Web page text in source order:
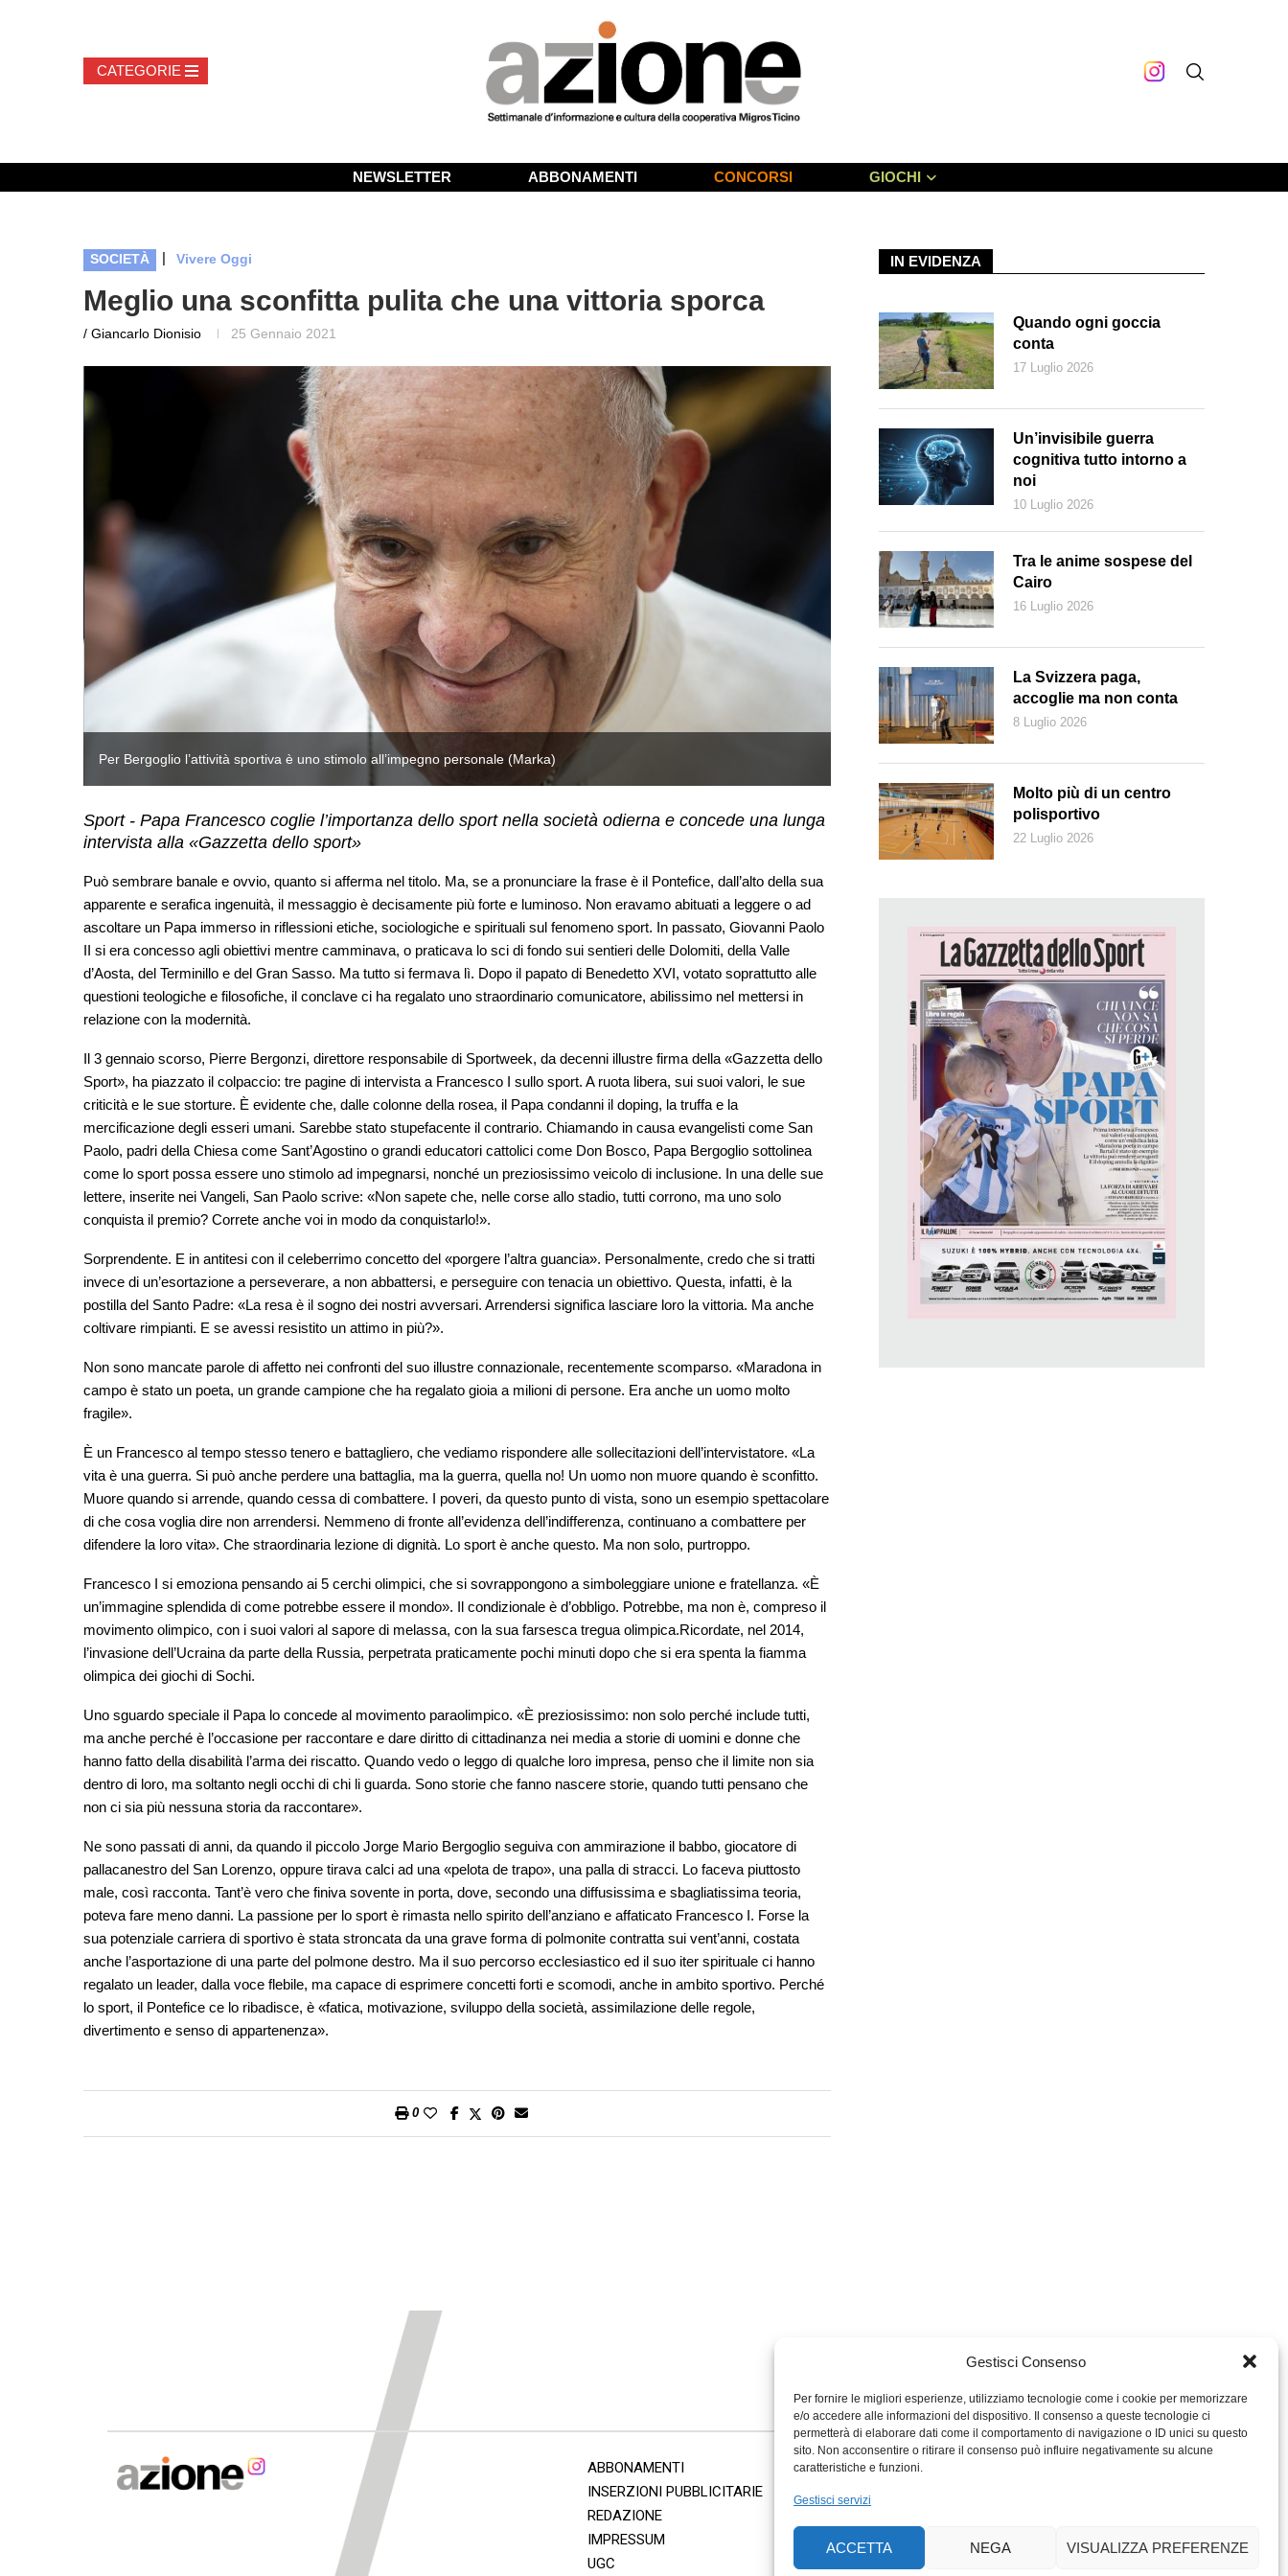
Gestisci Consenso
Per fornire le migliori esperienze, utilizziamo tecnologie come i cookie per memorizzare
e/o accedere alle informazioni del dispositivo. Il consenso a queste tecnologie ci
permetterà di elaborare dati come il comportamento di navigazione o ID unici su questo
sito. Non acconsentire o ritirare il consenso può influire negativamente su alcune
caratteristiche e funzioni.
Gestisci servizi
ACCETTA NEGA VISUALIZZA PREFERENZE
NEWSLETTER ABBONAMENTI CONCORSI GIOCHI
SOCIETÀ | Vivere Oggi
Meglio una sconfitta pulita che una vittoria sporca
/ Giancarlo Dionisio 25 Gennaio 2021
Per Bergoglio l’attività sportiva è uno stimolo all’impegno personale (Marka) Per Bergoglio l’attività sportiva è uno stimolo all’impegno personale
Sport - Papa Francesco coglie l’importanza dello sport nella società odierna e concede una lunga
intervista alla «Gazzetta dello sport»
Può sembrare banale e ovvio, quanto si afferma nel titolo. Ma, se a pronunciare la frase è il Pontefice, dall’alto della sua
apparente e serafica ingenuità, il messaggio è decisamente più forte e luminoso. Non eravamo abituati a leggere o ad
ascoltare un Papa immerso in riflessioni etiche, sociologiche e spirituali sul fenomeno sport. In passato, Giovanni Paolo
II si era concesso agli obiettivi mentre camminava, o praticava lo sci di fondo sui sentieri delle Dolomiti, della Valle
d’Aosta, del Terminillo e del Gran Sasso. Ma tutto si fermava lì. Dopo il papato di Benedetto XVI, votato soprattutto alle
questioni teologiche e filosofiche, il conclave ci ha regalato uno straordinario comunicatore, abilissimo nel mettersi in
relazione con la modernità.
Il 3 gennaio scorso, Pierre Bergonzi, direttore responsabile di Sportweek, da decenni illustre firma della «Gazzetta dello
Sport», ha piazzato il colpaccio: tre pagine di intervista a Francesco I sullo sport. A ruota libera, sui suoi valori, le sue
criticità e le sue storture. È evidente che, dalle colonne della rosea, il Papa condanni il doping, la truffa e la
mercificazione degli esseri umani. Sarebbe stato stupefacente il contrario. Chiamando in causa evangelisti come San
Paolo, padri della Chiesa come Sant’Agostino o grandi educatori cattolici come Don Bosco, Papa Bergoglio sottolinea
come lo sport possa essere uno stimolo ad impegnarsi, nonché un preziosissimo veicolo di inclusione. In una delle sue
lettere, inserite nei Vangeli, San Paolo scrive: «Non sapete che, nelle corse allo stadio, tutti corrono, ma uno solo
conquista il premio? Correte anche voi in modo da conquistarlo!».
Sorprendente. E in antitesi con il celeberrimo concetto del «porgere l’altra guancia». Personalmente, credo che si tratti
invece di un’esortazione a perseverare, a non abbattersi, e perseguire con tenacia un obiettivo. Questa, infatti, è la
postilla del Santo Padre: «La resa è il sogno dei nostri avversari. Arrendersi significa lasciare loro la vittoria. Ma anche
coltivare rimpianti. E se avessi resistito un attimo in più?».
Non sono mancate parole di affetto nei confronti del suo illustre connazionale, recentemente scomparso. «Maradona in
campo è stato un poeta, un grande campione che ha regalato gioia a milioni di persone. Era anche un uomo molto
fragile».
È un Francesco al tempo stesso tenero e battagliero, che vediamo rispondere alle sollecitazioni dell’intervistatore. «La
vita è una guerra. Si può anche perdere una battaglia, ma la guerra, quella no! Un uomo non muore quando è sconfitto.
Muore quando si arrende, quando cessa di combattere. I poveri, da questo punto di vista, sono un esempio spettacolare
di che cosa voglia dire non arrendersi. Nemmeno di fronte all’evidenza dell’indifferenza, continuano a combattere per
difendere la loro vita». Che straordinaria lezione di dignità. Lo sport è anche questo. Ma non solo, purtroppo.
Francesco I si emoziona pensando ai 5 cerchi olimpici, che si sovrappongono a simboleggiare unione e fratellanza. «È
un’immagine splendida di come potrebbe essere il mondo». Il condizionale è d’obbligo. Potrebbe, ma non è, compreso il
movimento olimpico, con i suoi valori al sapore di melassa, con la sua farsesca tregua olimpica.Ricordate, nel 2014,
l’invasione dell’Ucraina da parte della Russia, perpetrata praticamente pochi minuti dopo che si era spenta la fiamma
olimpica dei giochi di Sochi.
Uno sguardo speciale il Papa lo concede al movimento paraolimpico. «È preziosissimo: non solo perché include tutti,
ma anche perché è l’occasione per raccontare e dare diritto di cittadinanza nei media a storie di uomini e donne che
hanno fatto della disabilità l’arma dei riscatto. Quando vedo o leggo di qualche loro impresa, penso che il limite non sia
dentro di loro, ma soltanto negli occhi di chi li guarda. Sono storie che fanno nascere storie, quando tutti pensano che
non ci sia più nessuna storia da raccontare».
Ne sono passati di anni, da quando il piccolo Jorge Mario Bergoglio seguiva con ammirazione il babbo, giocatore di
pallacanestro del San Lorenzo, oppure tirava calci ad una «pelota de trapo», una palla di stracci. Lo faceva piuttosto
male, così racconta. Tant’è vero che finiva sovente in porta, dove, secondo una diffusissima e sbagliatissima teoria,
poteva fare meno danni. La passione per lo sport è rimasta nello spirito dell’anziano e affaticato Francesco I. Forse la
sua potenziale carriera di sportivo è stata stroncata da una grave forma di polmonite contratta sui vent’anni, costata
anche l’asportazione di una parte del polmone destro. Ma il suo percorso ecclesiastico ed il suo iter spirituale ci hanno
regalato un leader, dalla voce flebile, ma capace di esprimere concetti forti e scomodi, anche in ambito sportivo. Perché
lo sport, il Pontefice ce lo ribadisce, è «fatica, motivazione, sviluppo della società, assimilazione delle regole,
divertimento e senso di appartenenza».
0
IN EVIDENZA
Quando ogni goccia
conta
17 Luglio 2026
Un’invisibile guerra
cognitiva tutto intorno a
noi
10 Luglio 2026
Tra le anime sospese del
Cairo
16 Luglio 2026
La Svizzera paga,
accoglie ma non conta
8 Luglio 2026
Molto più di un centro
polisportivo
22 Luglio 2026
ABBONAMENTI
INSERZIONI PUBBLICITARIE
REDAZIONE
IMPRESSUM
UGC
MIGROS TICINO
PERCENTO CULTURALE
MIGROS TICINO